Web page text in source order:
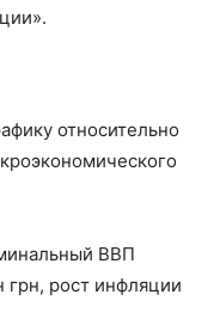
относительно
ВВП
грн, рост инфляции